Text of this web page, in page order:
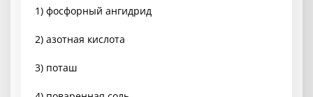
1) фосфорный ангидрид
2) азотная кислота
3) поташ